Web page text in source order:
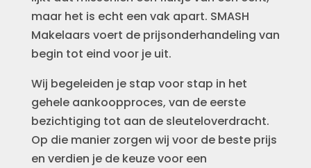
maar het is echt een vak apart. SMASH
Makelaars voert de prijsonderhandeling van
begin tot eind voor je uit.
Wij begeleiden je stap voor stap in het
gehele aankoopproces, van de eerste
bezichtiging tot aan de sleuteloverdracht.
Op die manier zorgen wij voor de beste prijs
en verdien je de keuze voor een